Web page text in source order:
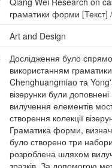
граматики форми
Art and Design
Дослідження було
використанням
Chenghuangmiao та
візерунки були
вилучення елементів
створення колекції
Граматика форми,
було створено три
розроблена шляхом
зразків. За допомогою